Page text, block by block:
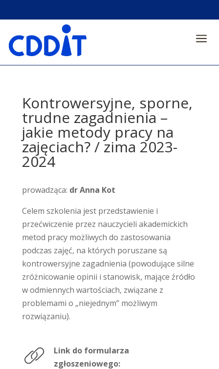
a
Kontrowersyjne, sporne,
trudne zagadnienia –
jakie metody pracy na
zajęciach? / zima 2023-
2024
prowadząca: dr Anna Kot
Celem szkolenia jest przedstawienie i
przećwiczenie przez nauczycieli akademickich
metod pracy możliwych do zastosowania
podczas zajęć, na których poruszane są
kontrowersyjne zagadnienia (powodujące silne
zróżnicowanie opinii i stanowisk, mające źródło
w odmiennych wartościach, związane z
problemami o „niejednym” możliwym
rozwiązaniu).
Link do formularza
zgłoszeniowego: